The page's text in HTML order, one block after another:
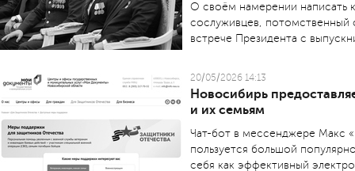
О своём намерении написать
сослуживцев, потомственный
встрече Президента с
20/05/2026 14:13
Новосибирь
и их семьям
Чат-бот в мессенджере Макс
пользуется большой
себя как эффективный